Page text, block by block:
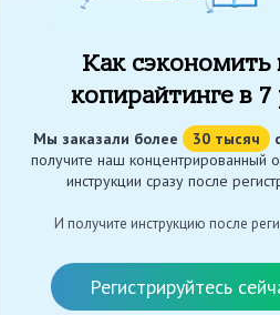
Как сэкономить
копирайтинге в 7
Мы заказали более 30 тысяч
получите наш концентрированный
инструкции сразу после
И получите инструкцию после
Регистрируйтесь